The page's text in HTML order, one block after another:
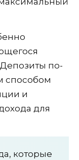
по-
способом
и
для
которые